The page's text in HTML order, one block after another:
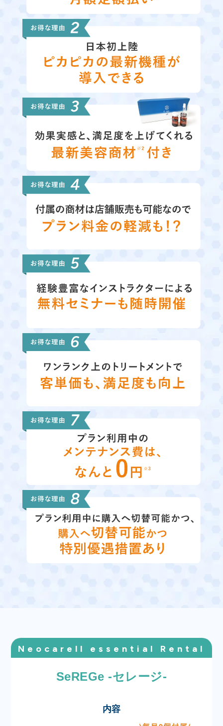
Neocarell essential Rental
SeREGe -セレージ-
内容